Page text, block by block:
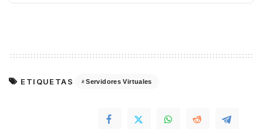
ETIQUETAS Servidores Virtuales